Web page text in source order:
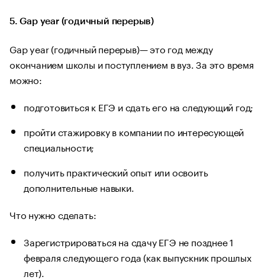
5. Gap year (годичный перерыв)
Gap year (годичный перерыв)— это год между
окончанием школы и поступлением в вуз. За это время
можно:
подготовиться к ЕГЭ и сдать его на следующий год;
пройти стажировку в компании по интересующей
специальности;
получить практический опыт или освоить
дополнительные навыки.
Что нужно сделать:
Зарегистрироваться на сдачу ЕГЭ не позднее 1
февраля следующего года (как выпускник прошлых
лет).